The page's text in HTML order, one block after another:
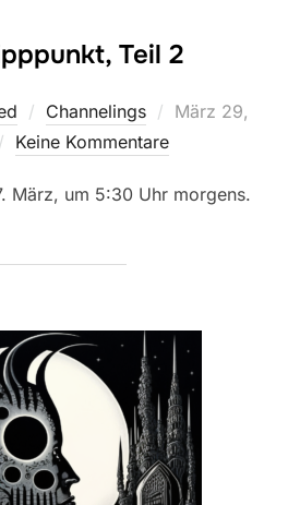
Teil 2
Channelings
Veröffentlicht
März 29,
Keine Kommentare
März, um 5:30 Uhr morgens.